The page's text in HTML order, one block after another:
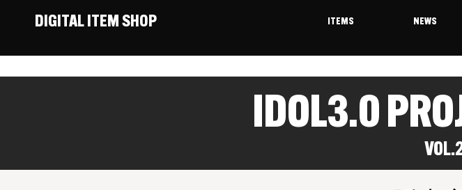
DIGITAL ITEM SHOP ITEMS NEWS
IDOL3.0